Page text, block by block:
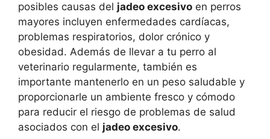
posibles causas del jadeo excesivo en perros
mayores incluyen enfermedades cardíacas,
problemas respiratorios, dolor crónico y
obesidad. Además de llevar a tu perro al
veterinario regularmente, también es
importante mantenerlo en un peso saludable y
proporcionarle un ambiente fresco y cómodo
para reducir el riesgo de problemas de salud
asociados con el jadeo excesivo.